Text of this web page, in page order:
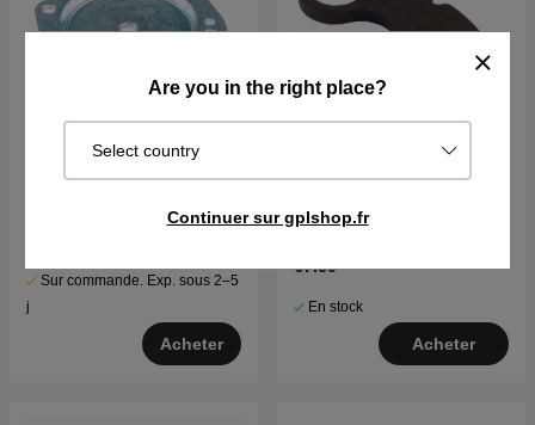
Are you in the right place?
Select country
Continuer sur gplshop.fr
Couvercle 5012210-01
Sur commande. Exp. sous 2–5
j
Acheter
Crochet De Transport
€7.60
En stock
Acheter